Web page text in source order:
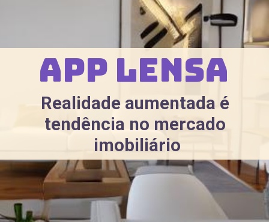
App lensa
Realidade aumentada é
tendência no mercado
imobiliário